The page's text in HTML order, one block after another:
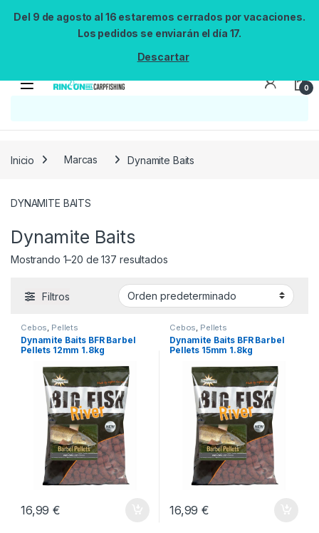
Del 9 de agosto al 16 estaremos cerrados por vacaciones.
Los pedidos se enviarán el día 17.
Descartar
0
Inicio Marcas Dynamite Baits
DYNAMITE BAITS
Dynamite Baits
Mostrando 1–20 de 137 resultados
Filtros
Cebos Pellets
Dynamite Baits BFR Barbel
Pellets 12mm 1.8kg
16,99€
Cebos Pellets
Dynamite Baits BFR Barbel
Pellets 15mm 1.8kg
16,99€